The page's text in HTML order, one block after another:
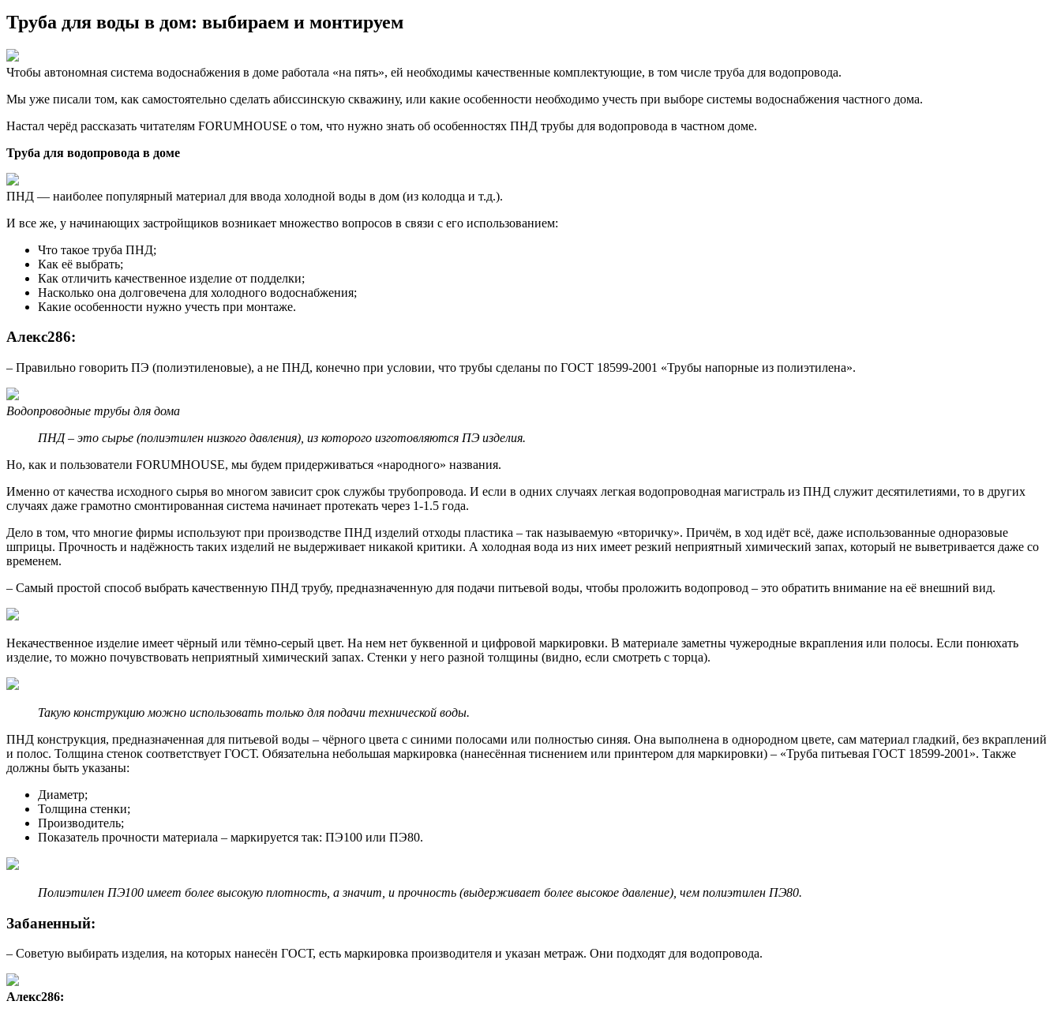
Труба для воды в дом: выбираем и монтируем
Чтобы автономная система водоснабжения в доме работала «на пять», ей необходимы качественные комплектующие, в том числе труба для водопровода.
Мы уже писали том, как самостоятельно сделать абиссинскую скважину, или какие особенности необходимо учесть при выборе системы водоснабжения частного дома.
Настал черёд рассказать читателям FORUMHOUSE о том, что нужно знать об особенностях ПНД трубы для водопровода в частном доме.
Труба для водопровода в доме
ПНД — наиболее популярный материал для ввода холодной воды в дом (из колодца и т.д.).
И все же, у начинающих застройщиков возникает множество вопросов в связи с его использованием:
Что такое труба ПНД;
Как её выбрать;
​Как отличить качественное изделие от подделки;
Насколько она долговечена для холодного водоснабжения;
Какие особенности нужно учесть при монтаже.
Алекс286:
– Правильно говорить ПЭ (полиэтиленовые), а не ПНД, конечно при условии, что трубы сделаны по ГОСТ 18599-2001 «Трубы напорные из полиэтилена».
Водопроводные трубы для дома
ПНД – это сырье (полиэтилен низкого давления), из которого изготовляются ПЭ изделия.
Но, как и пользователи FORUMHOUSE, мы будем придерживаться «народного» названия.
Именно от качества исходного сырья во многом зависит срок службы трубопровода. И если в одних случаях легкая водопроводная магистраль из ПНД служит десятилетиями, то в других
случаях даже грамотно смонтированная система начинает протекать через 1-1.5 года.
Дело в том, что многие фирмы используют при производстве ПНД изделий отходы пластика – так называемую «вторичку». Причём, в ход идёт всё, даже использованные одноразовые
шприцы. Прочность и надёжность таких изделий не выдерживает никакой критики. А холодная вода из них имеет резкий неприятный химический запах, который не выветривается даже со
временем.
– Самый простой способ выбрать качественную ПНД трубу, предназначенную для подачи питьевой воды, чтобы проложить водопровод – это обратить внимание на её внешний вид.
Некачественное изделие имеет чёрный или тёмно-серый цвет. На нем нет буквенной и цифровой маркировки. В материале заметны чужеродные вкрапления или полосы. Если понюхать
изделие, то можно почувствовать неприятный химический запах. Стенки у него разной толщины (видно, если смотреть с торца).
Такую конструкцию можно использовать только для подачи технической воды.
ПНД конструкция, предназначенная для питьевой воды – чёрного цвета с синими полосами или полностью синяя. Она выполнена в однородном цвете, сам материал гладкий, без вкраплений
и полос. Толщина стенок соответствует ГОСТ. Обязательна небольшая маркировка (нанесённая тиснением или принтером для маркировки) – «Труба питьевая ГОСТ 18599-2001». Также
должны быть указаны:
Диаметр;
Толщина стенки;
Производитель;
Показатель прочности материала – маркируется так: ПЭ100 или ПЭ80.
Полиэтилен ПЭ100 имеет более высокую плотность, а значит, и прочность (выдерживает более высокое давление), чем полиэтилен ПЭ80.
Забаненный:
– Советую выбирать изделия, на которых нанесён ГОСТ, есть маркировка производителя и указан метраж. Они подходят для водопровода.
Алекс286: